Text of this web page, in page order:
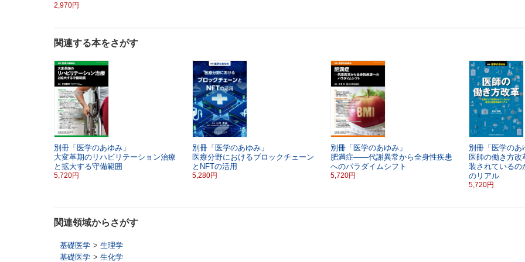
2,970円
関連する本をさがす
別冊「医学のあゆみ」
大変革期のリハビリテーション治療
と拡大する守備範囲
5,720円
別冊「医学のあゆみ」
医療分野におけるブロックチェーン
とNFTの活用
5,280円
別冊「医学のあゆみ」
肥満症――代謝異常から全身性疾患
へのパラダイムシフト
5,720円
別冊「医学のあ
医師の働き方
装されているの
のリアル
5,720円
関連領域からさがす
基礎医学 > 生理学
基礎医学 > 生化学